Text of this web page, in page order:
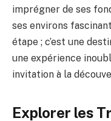
imprégner de ses
ses environs
étape ; c’est une
une expérience
invitation à la
Explorer les